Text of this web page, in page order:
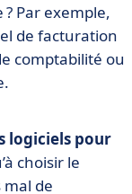
Par exemple,
de facturation
comptabilité ou
logiciels pour
choisir le
de